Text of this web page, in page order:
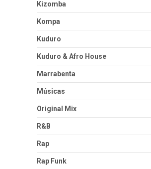
Kizomba
Kompa
Kuduro
Kuduro & Afro House
Marrabenta
Músicas
Original Mix
R&B
Rap
Rap Funk